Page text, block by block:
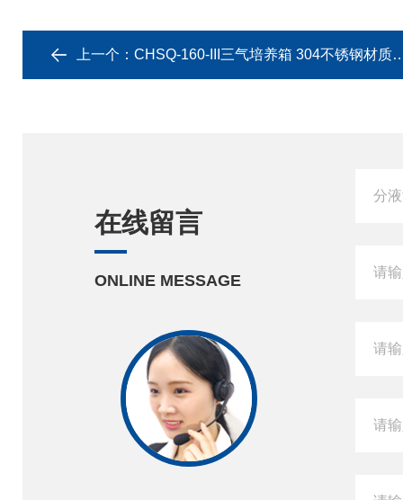
上一个： CHSQ-160-III三气培养箱 304不锈钢材质微生物培养
在线留言
ONLINE MESSAGE